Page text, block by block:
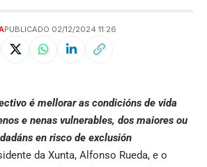
PUBLICADO 02/12/2024 11:26
é mellorar as condicións de vida
e nenas vulnerables, dos maiores ou
en risco de exclusión
da Xunta, Alfonso Rueda, e o